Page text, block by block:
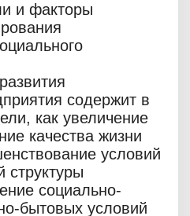
и факторы
содержит в
как увеличение
качества жизни
условий
структуры
социально-
бытовых условий